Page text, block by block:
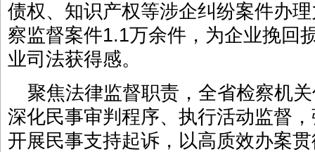
债权、知识产权等涉企纠纷案件办
察监督案件1.1万余件，为企业挽回
业司法获得感。
聚焦法律监督职责，全省检察机
深化民事审判程序、执行活动监督
开展民事支持起诉，以高质效办案